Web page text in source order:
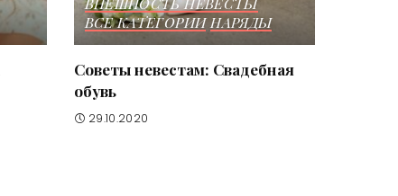
ВСЕ КАТЕГОРИИ НАРЯДЫ
Советы невестам: Свадебная
обувь
29.10.2020